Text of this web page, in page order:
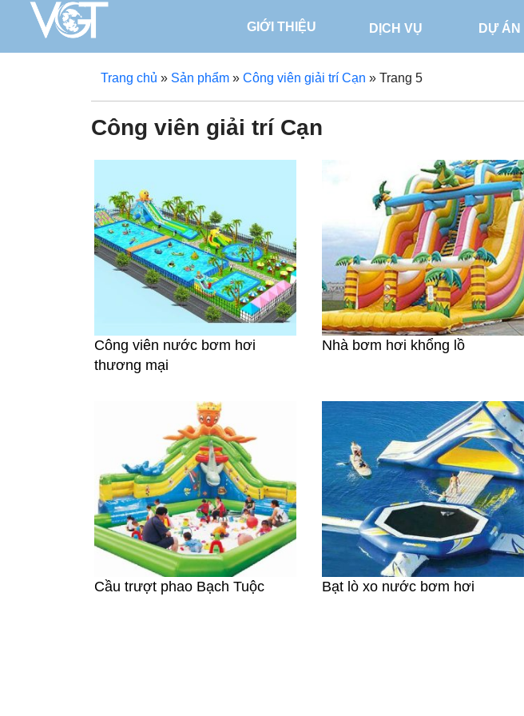
GIỚI THIỆU DỊCH VỤ DỰ ÁN
Trang chủ » Sản phẩm » Công viên giải trí Cạn » Trang 5
Công viên giải trí Cạn
Công viên nước bơm hơi
thương mại
Nhà bơm hơi khổng lồ
Cầu trượt phao Bạch Tuộc Bạt lò xo nước bơm hơi